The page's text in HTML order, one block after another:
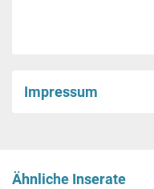
Impressum
Ähnliche Inserate